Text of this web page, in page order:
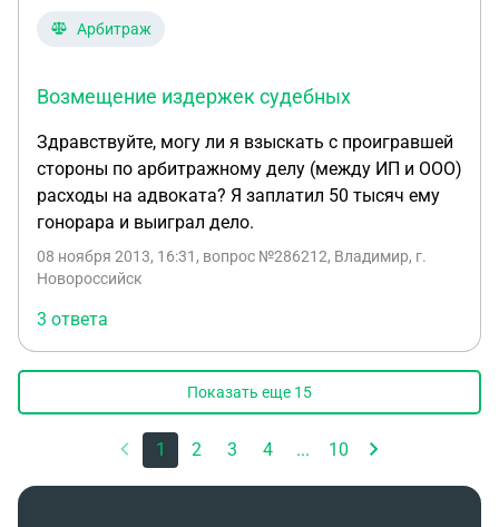
Арбитраж
Возмещение издержек судебных
Здравствуйте, могу ли я взыскать с проигравшей
стороны по арбитражному делу (между ИП и ООО)
расходы на адвоката? Я заплатил 50 тысяч ему
гонорара и выиграл дело.
08 ноября 2013, 16:31 , вопрос №286212, Владимир, г.
Новороссийск
3 ответа
Показать еще 15
1 2 3 4 ... 10